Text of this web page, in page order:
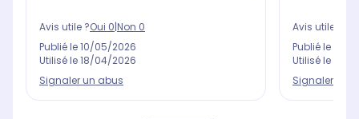
Avis utile ?Oui 0 Non 0
Publié le10/05/2026
Utilisé le18/04/2026
Signaler un abus
Avis utile ?
Publié le
Utilisé le
Signaler un